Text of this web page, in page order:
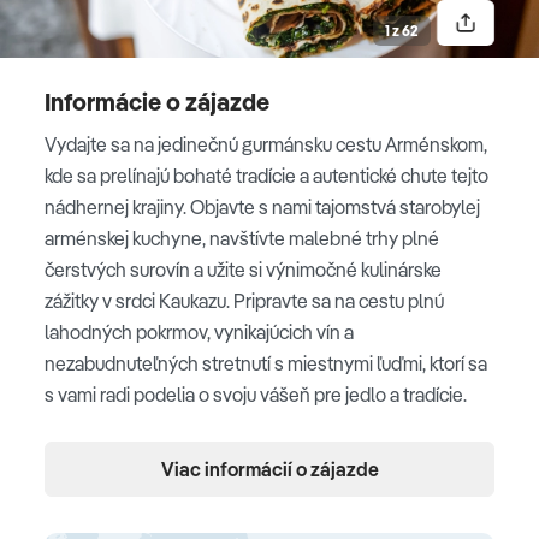
Severovýchodne od Garni a v rokline rieky Azat, sa
nachádza veľkolepá pamiatka stredovekej arménskej
architektúry, kláštor Geghard
vytesaný z hory. VGarnisi pozrieme citadelu a
pohanský chrám z helenistického obdobia, ktorý je
zasvätený pohanskému bohovi Mitrovi. Nakukneme i
domiestneho domu, kde sa zúčastníme prípravy
tradičného arménskeho občerstvenia, nekysnutého
chleba lavash, ktorý sa pripravuje v zakopanej peci
vykurovanej drevom a tradičných arménskych
chlebíčkov so syrom a so zeleninou. Ak chceme
ochutnať arménske pochúťky ako sušené ovocie,
aromatické bylinky a rôzne čerstvé
Večera bude v tradičnej arménskej reštaurácii.
1 z 62
Informácie o zájazde
Vydajte sa na jedinečnú gurmánsku cestu Arménskom,
kde sa prelínajú bohaté tradície a autentické chute tejto
nádhernej krajiny. Objavte s nami tajomstvá starobylej
arménskej kuchyne, navštívte malebné trhy plné
čerstvých surovín a užite si výnimočné kulinárske
zážitky v srdci Kaukazu. Pripravte sa na cestu plnú
lahodných pokrmov, vynikajúcich vín a
nezabudnuteľných stretnutí s miestnymi ľuďmi, ktorí sa
s vami radi podelia o svoju vášeň pre jedlo a tradície.
Viac informácií o zájazde